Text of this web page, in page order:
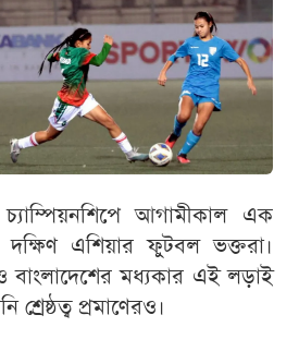
আগামীকাল এক
দক্ষিণ এশিয়ার ফুটবল ভক্তরা।
ও বাংলাদেশের মধ্যকার এই লড়াই
প্রমাণেরও।